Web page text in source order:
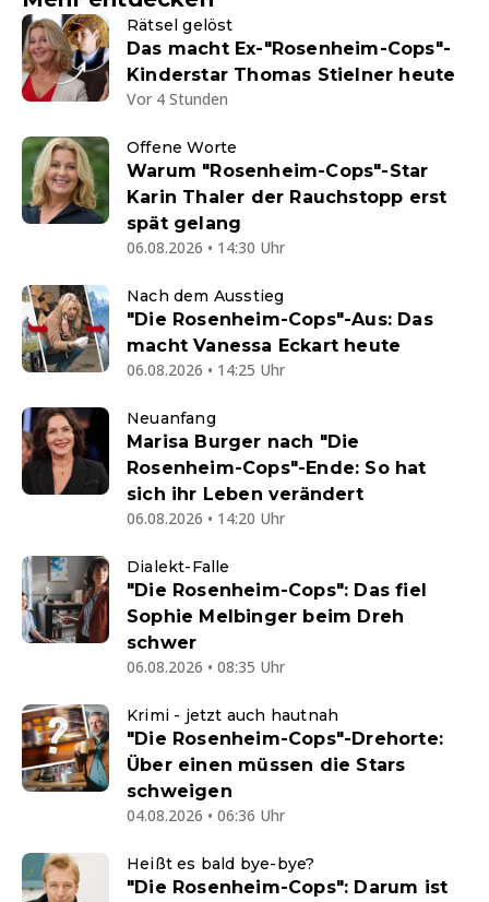
Rätsel gelöst
Das macht Ex-"Rosenheim-Cops"-
Kinderstar Thomas Stielner heute
Vor 4 Stunden
Offene Worte
Warum "Rosenheim-Cops"-Star
Karin Thaler der Rauchstopp erst
spät gelang
06.08.2026 • 14:30 Uhr
Nach dem Ausstieg
"Die Rosenheim-Cops"-Aus: Das
macht Vanessa Eckart heute
06.08.2026 • 14:25 Uhr
Neuanfang
Marisa Burger nach "Die
Rosenheim-Cops"-Ende: So hat
sich ihr Leben verändert
06.08.2026 • 14:20 Uhr
Dialekt-Falle
"Die Rosenheim-Cops": Das fiel
Sophie Melbinger beim Dreh
schwer
06.08.2026 • 08:35 Uhr
Krimi - jetzt auch hautnah
"Die Rosenheim-Cops"-Drehorte:
Über einen müssen die Stars
schweigen
04.08.2026 • 06:36 Uhr
Heißt es bald bye-bye?
"Die Rosenheim-Cops": Darum ist